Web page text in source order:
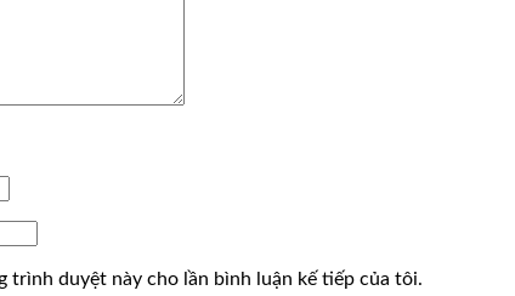
trình duyệt này cho lần bình luận kế tiếp của tôi.